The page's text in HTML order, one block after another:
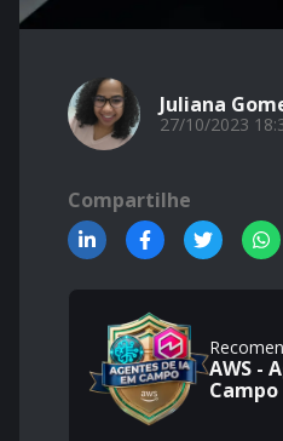
Juliana
27/10/2023
Compartilhe
AWS -
Campo